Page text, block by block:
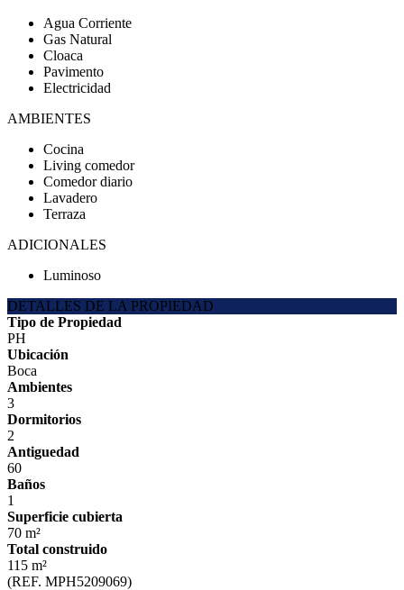
Agua Corriente
Gas Natural
Cloaca
Pavimento
Electricidad
AMBIENTES
Cocina
Living comedor
Comedor diario
Lavadero
Terraza
ADICIONALES
Luminoso
DETALLES DE LA PROPIEDAD
Tipo de Propiedad
PH
Ubicación
Boca
Ambientes
3
Dormitorios
2
Antiguedad
60
Baños
1
Superficie cubierta
70 m²
Total construido
115 m²
(REF. MPH5209069)